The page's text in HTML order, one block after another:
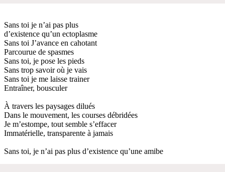
Sans toi je n’ai pas plus
d’existence qu’un ectoplasme
Sans toi J’avance en cahotant
Parcourue de spasmes
Sans toi, je pose les pieds
Sans trop savoir où je vais
Sans toi je me laisse trainer
Entraîner, bousculer
À travers les paysages dilués
Dans le mouvement, les courses débridées
Je m’estompe, tout semble s’effacer
Immatérielle, transparente à jamais
Sans toi, je n’ai pas plus d’existence qu’une amibe